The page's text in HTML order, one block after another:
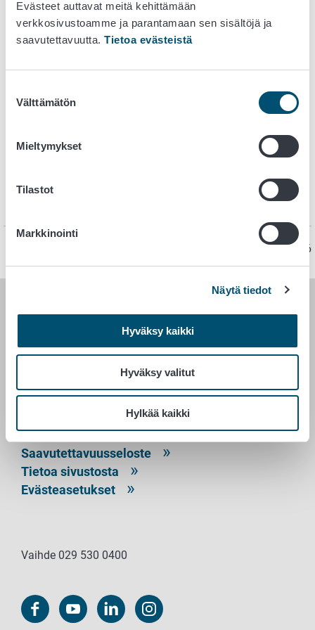
Evästeet auttavat meitä kehittämään
verkkosivustoamme ja parantamaan sen sisältöjä ja
saavutettavuutta. Tietoa evästeistä
valinta
Välttämätön
Mieltymykset
Tilastot
Markkinointi
Näytä tiedot
Hyväksy kaikki
Hyväksy valitut
Hylkää kaikki
Ruokavirasto on vastaanottanut
hygieniapassitestaajahaussa 12.1.-23.1.2026 runsaasti
johtuenkäsittelyajat ovat pitkät.Hakemukset käsitellään
siihen, että hakemuksen käsittelyn aloittamiseen voi
Sivu on viimeksi päivitetty 6.2.2026
RUOKAVIRASTO
PL 100
00027 RUOKAVIRASTO
Yhteystiedot
Tietosuojailmoitus
Saavutettavuusseloste
Tietoa sivustosta
Evästeasetukset
Vaihde 029 530 0400